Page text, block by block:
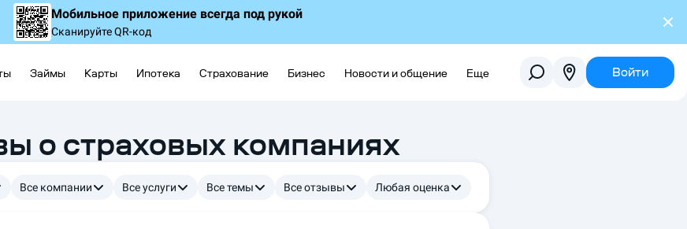
Мобильное приложение всегда под рукой
Сканируйте QR-код
Займы Карты Ипотека Страхование Бизнес Новости и общение Еще Войти
о страховых компаниях
Все компании Все услуги Все темы Все отзывы Любая оценка